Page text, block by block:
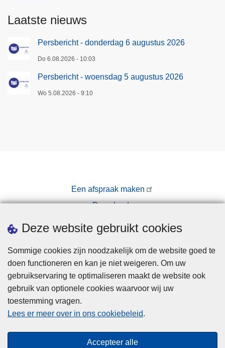
Deze website gebruikt cookies
Sommige cookies zijn noodzakelijk om de website goed te
doen functioneren en kan je niet weigeren. Om uw
gebruikservaring te optimaliseren maakt de website ook
gebruik van optionele cookies waarvoor wij uw
toestemming vragen.
Lees er meer over in ons cookiebeleid.
Accepteer alle
Laatste nieuws
Persbericht - donderdag 6 augustus 2026
Do 6.08.2026 - 10:03
Persbericht - woensdag 5 augustus 2026
Wo 5.08.2026 - 9:10
Een afspraak maken
Downloads
Privacy
Cookies